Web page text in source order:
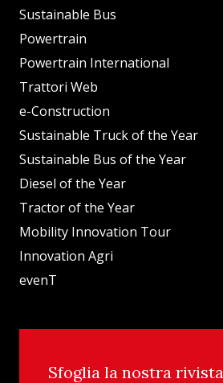
Sustainable Bus
Powertrain
Powertrain International
Trattori Web
e-Construction
Sustainable Truck of the Year
Sustainable Bus of the Year
Diesel of the Year
Tractor of the Year
Mobility Innovation Tour
Innovation Agri
evenT
Sfoglia la nostra